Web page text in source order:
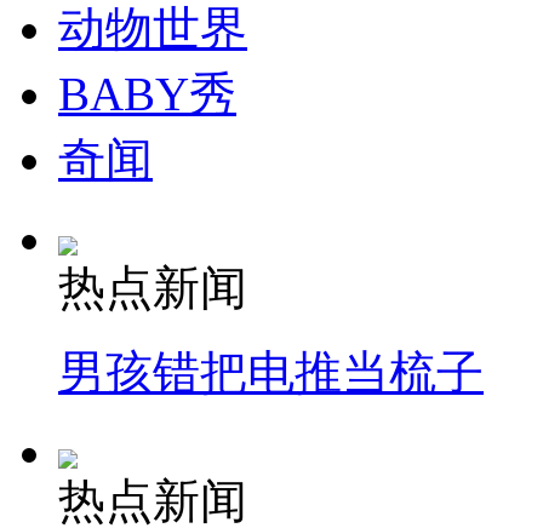
消防员救轻生者 花炮节热闹非凡
司机酒驾遇交警 急速倒车逃窜
动物世界
BABY秀
奇闻
热点新闻
男孩错把电推当梳子
热点新闻